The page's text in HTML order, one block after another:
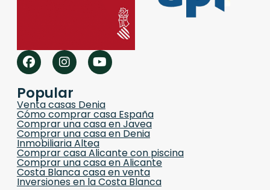
Popular
Venta casas Denia
Cómo comprar casa España
Comprar una casa en Javea
Comprar una casa en Denia
Inmobiliaria Altea
Comprar casa Alicante con piscina
Comprar una casa en Alicante
Costa Blanca casa en venta
Inversiones en la Costa Blanca